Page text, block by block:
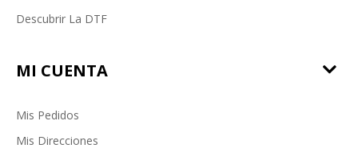
Descubrir La DTF
MI CUENTA
Mis Pedidos
Mis Direcciones